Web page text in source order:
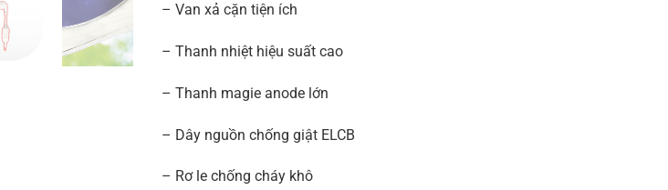
– Van xả cặn tiện ích
– Thanh nhiệt hiệu suất cao
– Thanh magie anode lớn
– Dây nguồn chống giật ELCB
– Rơ le chống cháy khô